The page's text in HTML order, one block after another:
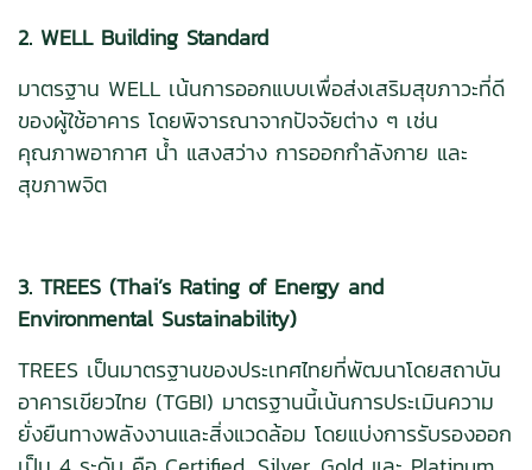
2. WELL Building Standard
มาตรฐาน WELL เน้นการออกแบบเพื่อส่งเสริมสุขภาวะที่ดี
ของผู้ใช้อาคาร โดยพิจารณาจากปัจจัยต่าง ๆ เช่น
คุณภาพอากาศ น้ำ แสงสว่าง การออกกำลังกาย และ
สุขภาพจิต
3. TREES (Thai’s Rating of Energy and
Environmental Sustainability)
TREES เป็นมาตรฐานของประเทศไทยที่พัฒนาโดยสถาบัน
อาคารเขียวไทย (TGBI) มาตรฐานนี้เน้นการประเมินความ
ยั่งยืนทางพลังงานและสิ่งแวดล้อม โดยแบ่งการรับรองออก